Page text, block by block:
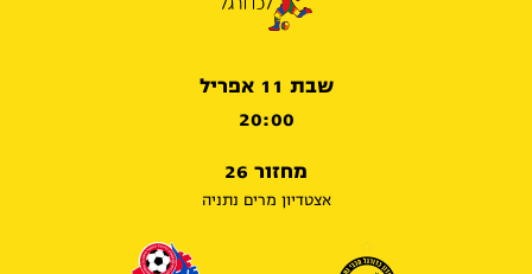
שבת 11 אפריל
20:00
מחזור 26
אצטדיון מרים נתניה